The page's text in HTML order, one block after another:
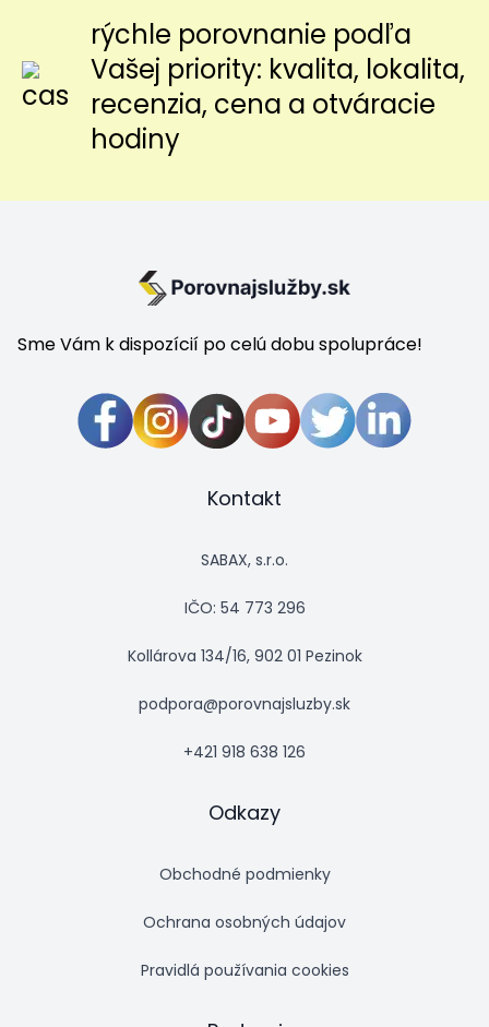
rýchle porovnanie podľa
Vašej priority: kvalita, lokalita,
recenzia, cena a otváracie
hodiny
Sme Vám k dispozícií po celú dobu spolupráce!
Kontakt
SABAX, s.r.o.
IČO: 54 773 296
Kollárova 134/16, 902 01 Pezinok
podpora@porovnajsluzby.sk
+421 918 638 126
Odkazy
Obchodné podmienky
Ochrana osobných údajov
Pravidlá používania cookies